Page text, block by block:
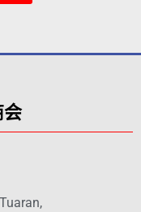
会